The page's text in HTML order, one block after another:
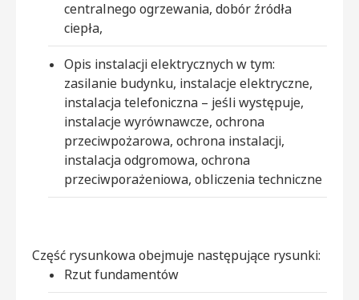
centralnego ogrzewania, dobór źródła
ciepła,
Opis instalacji elektrycznych w tym:
zasilanie budynku, instalacje elektryczne,
instalacja telefoniczna – jeśli występuje,
instalacje wyrównawcze, ochrona
przeciwpożarowa, ochrona instalacji,
instalacja odgromowa, ochrona
przeciwporażeniowa, obliczenia techniczne
Część rysunkowa obejmuje następujące rysunki:
Rzut fundamentów